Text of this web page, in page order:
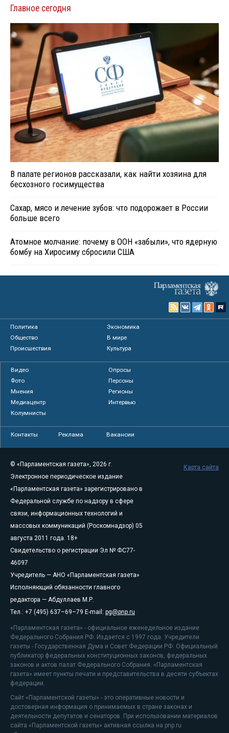
Главное сегодня
В палате регионов рассказали, как найти хозяина для
бесхозного госимущества
Сахар, мясо и лечение зубов: что подорожает в России
больше всего
Атомное молчание: почему в ООН «забыли», что ядерную
бомбу на Хиросиму сбросили США
Политика
Экономика
Общество
В мире
Происшествия
Культура
Видео
Опросы
Фото
Персоны
Мнения
Регионы
Медиацентр
Интервью
Колумнисты
Контакты Реклама Вакансии
© «Парламентская газета», 2026 г.
Электронное периодическое издание
«Парламентская газета» зарегистрировано в
Федеральной службе по надзору в сфере
связи, информационных технологий и
массовых коммуникаций (Роскомнадзор) 05
августа 2011 года. 18+
Свидетельство о регистрации Эл № ФС77-
46097
Учредитель — АНО «Парламентская газета»
Исполняющий обязанности главного
редактора — Абдуллаев М.Р.
Тел.: +7 (495) 637–69–79 E-mail: pg@pnp.ru
«Парламентская газета» - официальное еженедельное издание
Федерального Собрания РФ. Издается с 1997 года. Учредители
газеты - Государственная Дума и Совет Федерации РФ. Официальный
публикатор федеральных конституционных законов, федеральных
законов и актов палат Федерального Собрания. «Парламентская
газета» имеет пункты печати и представительства в десяти субъектах
федерации.
Сайт «Парламентской газеты» - это оперативные новости и
достоверная информация о принимаемых в стране законах и
деятельности депутатов и сенаторов. При использовании материалов
сайта «Парламентской газеты» активная ссылка на pnp.ru
Карта сайта